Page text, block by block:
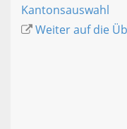
Kantonsauswahl
Weiter auf die